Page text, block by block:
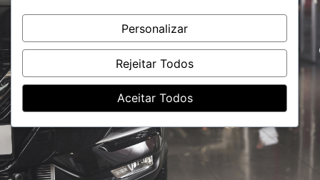
Seguro frota
Personalizar
Rejeitar Todos
Aceitar Todos